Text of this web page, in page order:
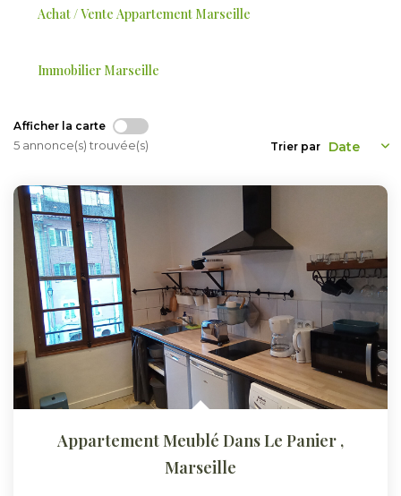
NOTRE AGENCE
Achat / Vente Appartement Marseille
Immobilier Marseille
Afficher la carte
5 annonce(s) trouvée(s) Trier par
Appartement Meublé Dans Le Panier ,
Marseille